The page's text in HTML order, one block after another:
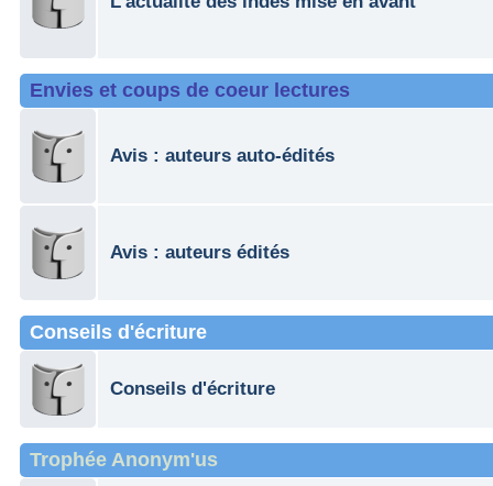
Envies et coups de coeur lectures
Avis : auteurs auto-édités
Avis : auteurs édités
Conseils d'écriture
Conseils d'écriture
Trophée Anonym'us